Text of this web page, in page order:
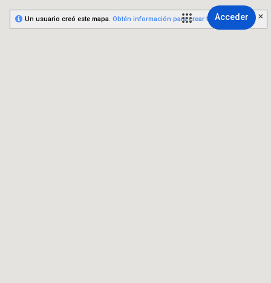
Acceder
Un usuario creó este mapa. Obtén información para crear tu propio mapa.